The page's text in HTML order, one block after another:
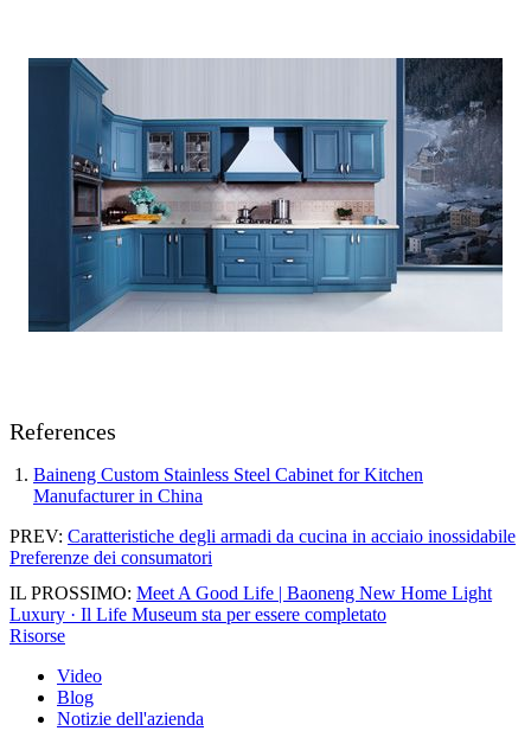
References
Baineng Custom Stainless Steel Cabinet for Kitchen
Manufacturer in China
PREV: Caratteristiche degli armadi da cucina in acciaio inossidabile
Preferenze dei consumatori
IL PROSSIMO: Meet A Good Life | Baoneng New Home Light
Luxury · Il Life Museum sta per essere completato
Risorse
Video
Blog
Notizie dell'azienda